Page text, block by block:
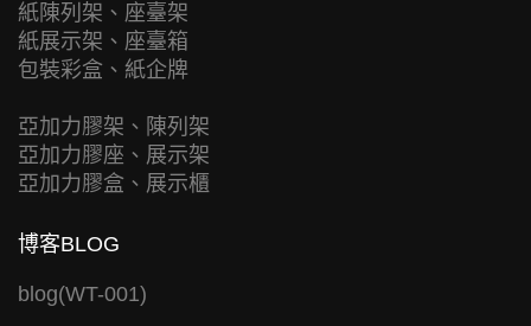
紙陳列架、座臺架
紙展示架、座臺箱
包裝彩盒、紙企牌
亞加力膠架、陳列架
亞加力膠座、展示架
亞加力膠盒、展示櫃
博客BLOG
blog(WT-001)